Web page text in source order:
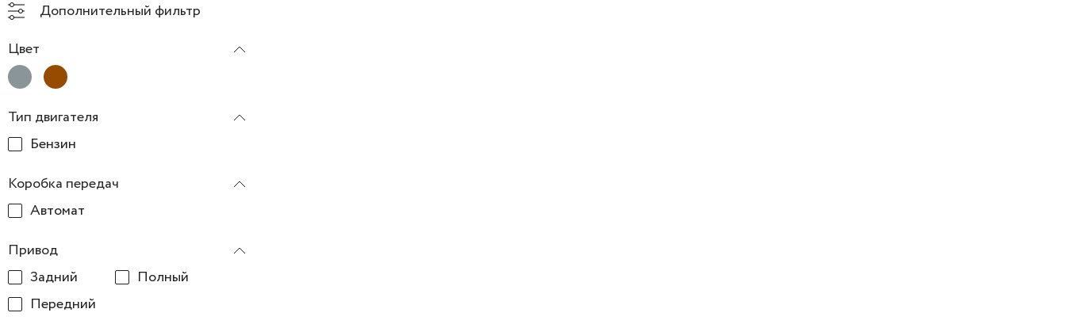
Дополнительный фильтр
Цвет
Тип двигателя
Бензин
Коробка передач
Автомат
Привод
Задний
Полный
Передний